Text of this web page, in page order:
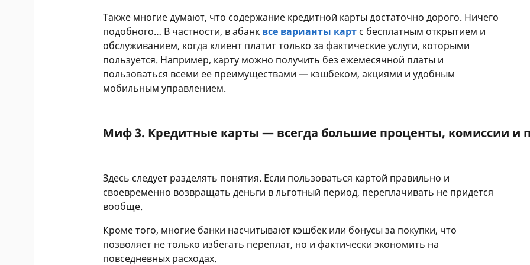
Также многие думают, что содержание кредитной карты достаточно дорого. Ничего
подобного… В частности, в абанк все варианты карт с бесплатным открытием и
обслуживанием, когда клиент платит только за фактические услуги, которыми
пользуется. Например, карту можно получить без ежемесячной платы и
пользоваться всеми ее преимуществами — кэшбеком, акциями и удобным
мобильным управлением.
Миф 3. Кредитные карты — всегда большие проценты, комиссии и
Здесь следует разделять понятия. Если пользоваться картой правильно и
своевременно возвращать деньги в льготный период, переплачивать не придется
вообще.
Кроме того, многие банки насчитывают кэшбек или бонусы за покупки, что
позволяет не только избегать переплат, но и фактически экономить на
повседневных расходах.